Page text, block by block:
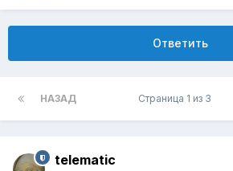
Ответить
НАЗАД Страница 1 из 3
telematic